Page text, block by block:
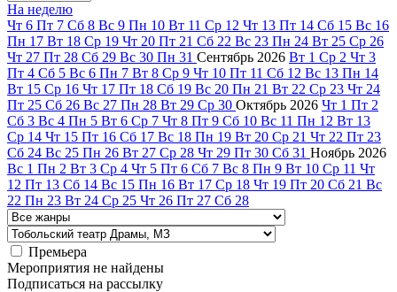
На неделю
Чт 6 Пт 7 Сб 8 Вс 9 Пн 10 Вт 11 Ср 12 Чт 13 Пт 14 Сб 15 Вс 16
Пн 17 Вт 18 Ср 19 Чт 20 Пт 21 Сб 22 Вс 23 Пн 24 Вт 25 Ср 26
Чт 27 Пт 28 Сб 29 Вс 30 Пн 31 Сентябрь 2026 Вт 1 Ср 2 Чт 3
Пт 4 Сб 5 Вс 6 Пн 7 Вт 8 Ср 9 Чт 10 Пт 11 Сб 12 Вс 13 Пн 14
Вт 15 Ср 16 Чт 17 Пт 18 Сб 19 Вс 20 Пн 21 Вт 22 Ср 23 Чт 24
Пт 25 Сб 26 Вс 27 Пн 28 Вт 29 Ср 30 Октябрь 2026 Чт 1 Пт 2
Сб 3 Вс 4 Пн 5 Вт 6 Ср 7 Чт 8 Пт 9 Сб 10 Вс 11 Пн 12 Вт 13
Ср 14 Чт 15 Пт 16 Сб 17 Вс 18 Пн 19 Вт 20 Ср 21 Чт 22 Пт 23
Сб 24 Вс 25 Пн 26 Вт 27 Ср 28 Чт 29 Пт 30 Сб 31 Ноябрь 2026
Вс 1 Пн 2 Вт 3 Ср 4 Чт 5 Пт 6 Сб 7 Вс 8 Пн 9 Вт 10 Ср 11 Чт
12 Пт 13 Сб 14 Вс 15 Пн 16 Вт 17 Ср 18 Чт 19 Пт 20 Сб 21 Вс
22 Пн 23 Вт 24 Ср 25 Чт 26 Пт 27 Сб 28
Премьера
Мероприятия не найдены
Подписаться на рассылку